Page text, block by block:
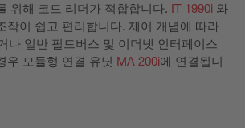
위해 코드 리더가 적합합니다. IT 1990i 와
작이 쉽고 편리합니다. 제어 개념에 따라
나 일반 필드버스 및 이더넷 인터페이스
우 모듈형 연결 유닛 MA 200i에 연결됩니